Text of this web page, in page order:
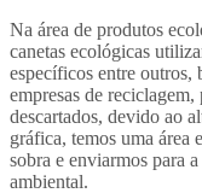
Na área de produtos
canetas ecológicas
específicos entre outros,
empresas de
descartados, devido ao
gráfica, temos uma área
sobra e enviarmos para
ambiental.